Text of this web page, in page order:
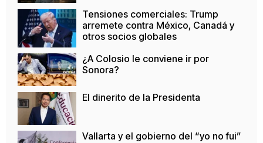
Tensiones comerciales: Trump
arremete contra México, Canadá y
otros socios globales
¿A Colosio le conviene ir por
Sonora?
El dinerito de la Presidenta
Vallarta y el gobierno del “yo no fui”